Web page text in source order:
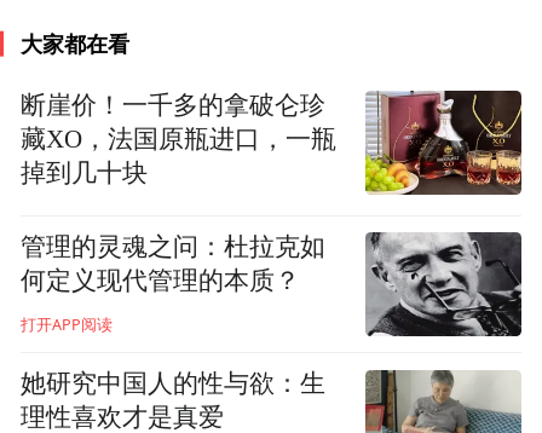
大家都在看
断崖价！一千多的拿破仑珍
藏XO，法国原瓶进口，一瓶
掉到几十块
管理的灵魂之问：杜拉克如
何定义现代管理的本质？
打开APP阅读
她研究中国人的性与欲：生
理性喜欢才是真爱